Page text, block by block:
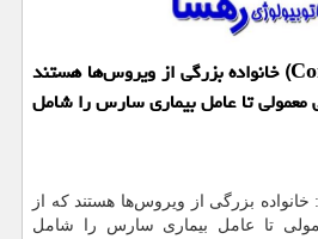
نام علمی: (Coronaviruses) خانواده بزرگی از ویروس‌ها هستند
تا عامل بیماری سارس را شامل
خانواده بزرگی از ویروس‌ها هستند که از
تا عامل بیماری سارس را شامل